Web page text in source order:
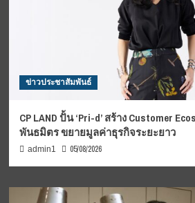
ข่าวประชาสัมพันธ์
CP LAND ปั้น ‘Pri-d’ สร้าง Customer
พันธมิตร ขยายมูลค่าธุรกิจระยะยาว
admin1 05/08/2026